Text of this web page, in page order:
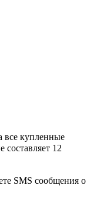
все купленные
составляет 12
SMS сообщения о